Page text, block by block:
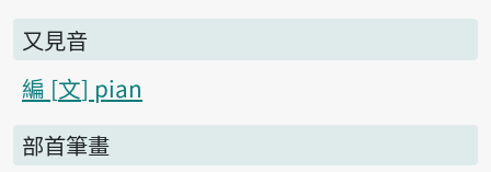
又見音
編 文 pian
部首筆畫